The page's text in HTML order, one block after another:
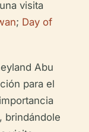
visita
; Day of
Abu
para el
brindándole